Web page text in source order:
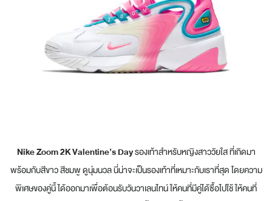
Nike Zoom 2K Valentine’s Dayรองเท้าสำหรับหญิงสาววัยใส ที่เกิดมา
พร้อมกับสีขาว สีชมพู ดูนุ่มนวล นี่น่าจะเป็นรองเท้าที่เหมาะกับเราที่สุด โดยความ
พิเศษของคู่นี้ ได้ออกมาเพื่อต้อนรับวันวาเลนไทน์ ให้คนที่มีคู่ได้ซื้อไปใช้ ให้คนที่